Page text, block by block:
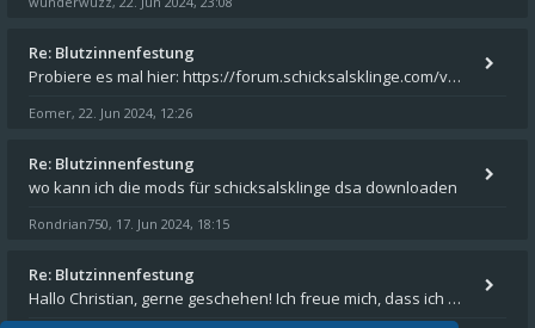
Re: Blutzinnenfestung
Probiere es mal hier: https://forum.schicksalsklinge.com/viewtopic.php?f=239&t=15661
Eomer, 22. Jun 2024, 12:26
Re: Blutzinnenfestung
wo kann ich die mods für schicksalsklinge dsa downloaden
Rondrian750, 17. Jun 2024, 18:15
Re: Blutzinnenfestung
Hallo Christian, gerne geschehen! Ich freue mich, dass ich Dir weiterhelfen konnte - und das Forum weiter "lebt". Denn